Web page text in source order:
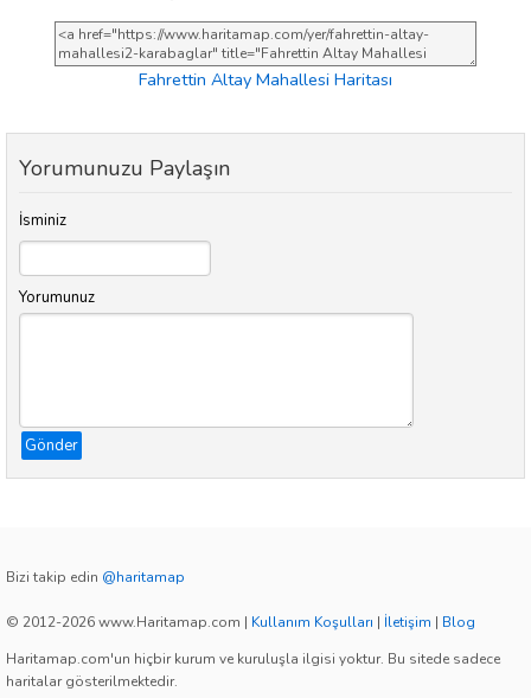
Fahrettin Altay Mahallesi Haritası
Yorumunuzu Paylaşın
İsminiz
Yorumunuz
Gönder
Bizi takip edin @haritamap
© 2012-2026 www.Haritamap.com | Kullanım Koşulları | İletişim | Blog
Haritamap.com'un hiçbir kurum ve kuruluşla ilgisi yoktur. Bu sitede sadece
haritalar gösterilmektedir.